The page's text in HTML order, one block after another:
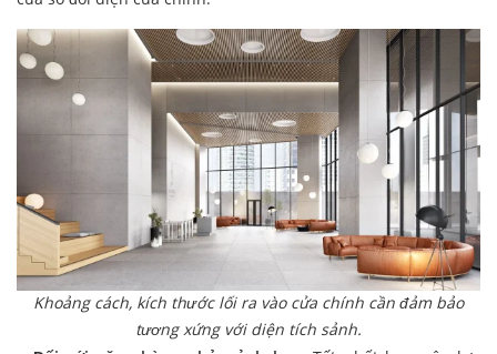
Khoảng cách, kích thước lối ra vào cửa chính cần đảm bảo
tương xứng với diện tích sảnh.